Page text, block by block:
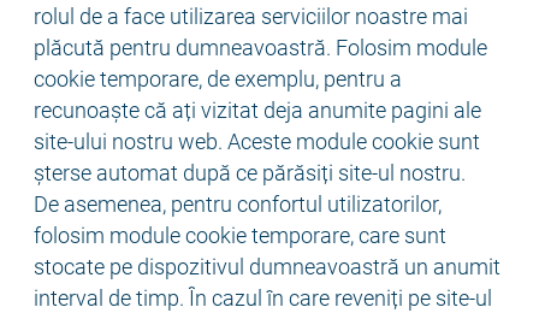
rolul de a face utilizarea serviciilor noastre mai
plăcută pentru dumneavoastră. Folosim module
cookie temporare, de exemplu, pentru a
recunoaște că ați vizitat deja anumite pagini ale
site-ului nostru web. Aceste module cookie sunt
șterse automat după ce părăsiți site-ul nostru.
De asemenea, pentru confortul utilizatorilor,
folosim module cookie temporare, care sunt
stocate pe dispozitivul dumneavoastră un anumit
interval de timp. În cazul în care reveniți pe site-ul